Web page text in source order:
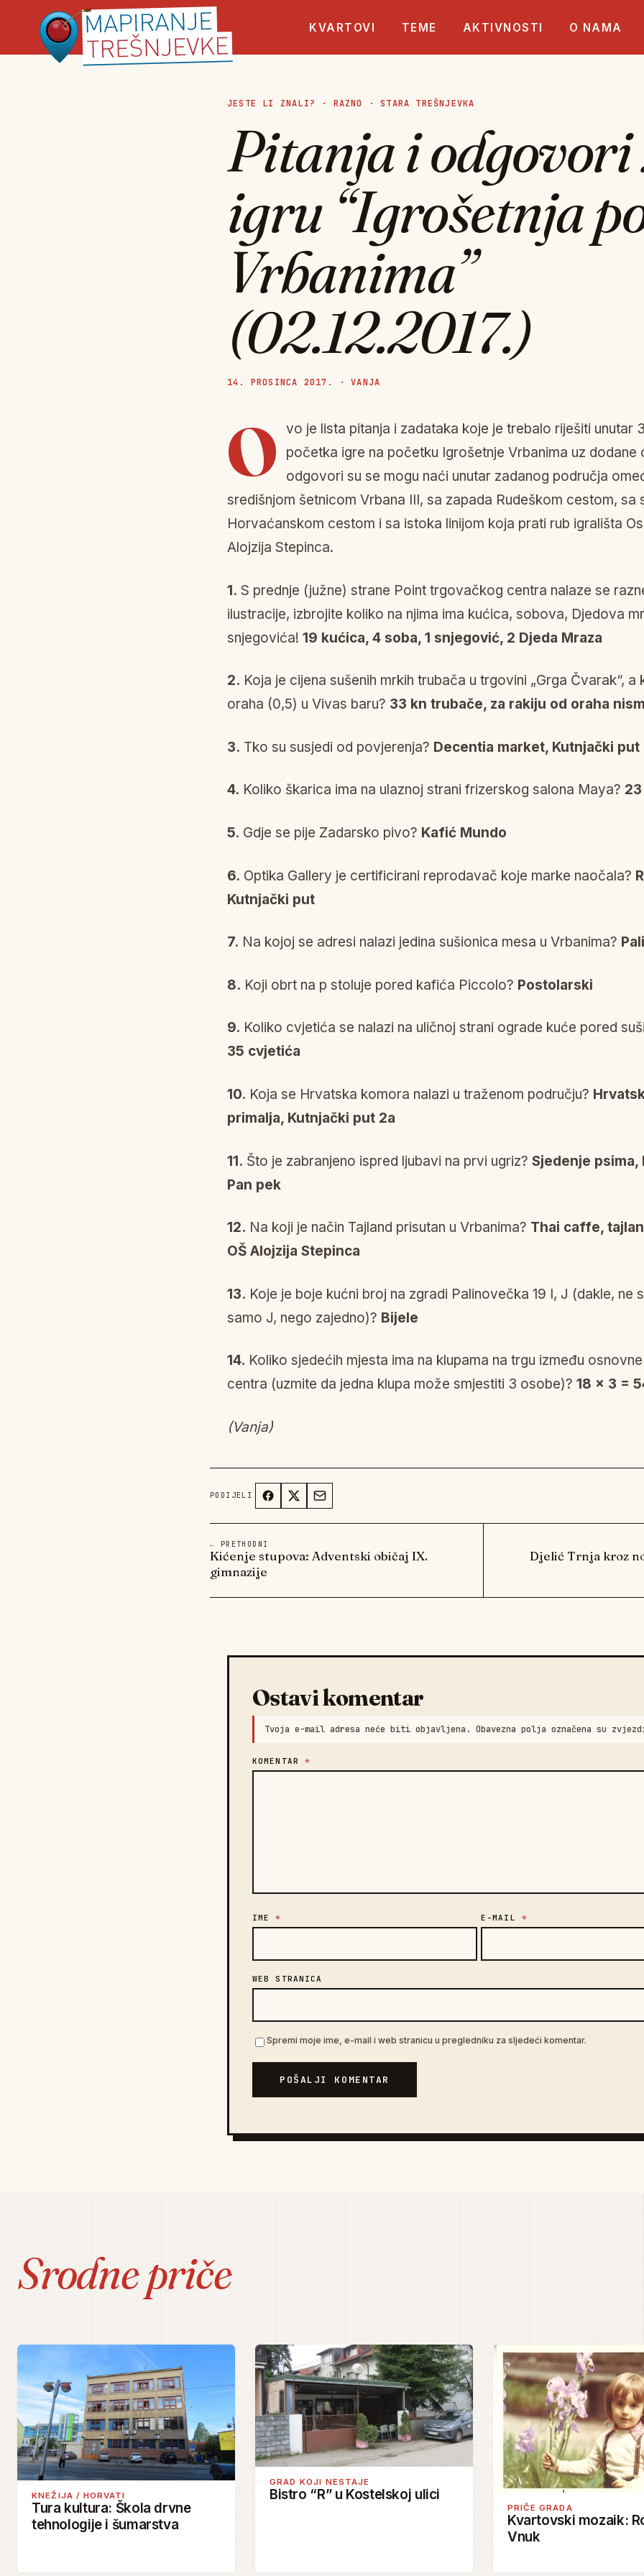
KVARTOVI TEME AKTIVNOSTI O NAMA
JESTE LI ZNALI? · RAZNO ·STARA TREŠNJEVKA
Pitanja i odgovori
igru “Igrošetnja
Vrbanima”
(02.12.2017.)
14. PROSINCA 2017. · VANJA
O
vo je lista pitanja i zadataka koje je trebalo riješiti unutar
početka igre na početku Igrošetnje Vrbanima uz dodane
odgovori su se mogu naći unutar zadanog područja
središnjom šetnicom Vrbana III, sa zapada Rudeškom cestom, sa
Horvaćanskom cestom i sa istoka linijom koja prati rub igrališta
Alojzija Stepinca.
1. S prednje (južne) strane Point trgovačkog centra nalaze se
ilustracije, izbrojite koliko na njima ima kućica, sobova, Djedova
snjegovića! 19 kućica, 4 soba, 1 snjegović, 2 Djeda Mraza
2. Koja je cijena sušenih mrkih trubača u trgovini „Grga Čvarak“, a
oraha (0,5) u Vivas baru? 33 kn trubače, za rakiju od oraha
3. Tko su susjedi od povjerenja? Decentia market, Kutnjački put
4. Koliko škarica ima na ulaznoj strani frizerskog salona Maya? 23
5. Gdje se pije Zadarsko pivo? Kafić Mundo
6. Optika Gallery je certificirani reprodavač koje marke naočala?
Kutnjački put
7. Na kojoj se adresi nalazi jedina sušionica mesa u Vrbanima?
8. Koji obrt na p stoluje pored kafića Piccolo? Postolarski
9. Koliko cvjetića se nalazi na uličnoj strani ograde kuće pored
35 cvjetića
10. Koja se Hrvatska komora nalazi u traženom području?
primalja, Kutnjački put 2a
11. Što je zabranjeno ispred ljubavi na prvi ugriz? Sjedenje psima,
Pan pek
12. Na koji je način Tajland prisutan u Vrbanima? Thai caffe,
OŠ Alojzija Stepinca
13. Koje je boje kućni broj na zgradi Palinovečka 19 I, J (dakle, ne
samo J, nego zajedno)? Bijele
14. Koliko sjedećih mjesta ima na klupama na trgu između
centra (uzmite da jedna klupa može smjestiti 3 osobe)? 18 x 3 =
(Vanja)
PODIJELI
← PRETHODNI
Kićenje stupova: Adventski običaj IX.
gimnazije
Djelić Trnja kroz
Ostavi komentar
Tvoja e-mail adresa neće biti objavljena. Obavezna polja označena su
KOMENTAR *
IME* E-MAIL *
WEB STRANICA
Spremi moje ime, e-mail i web stranicu u pregledniku za sljedeći komentar.
POŠALJI KOMENTAR
Srodne priče
KNEŽIJA / HORVATI
Tura kultura: Škola drvne
tehnologije i šumarstva
GRAD KOJI NESTAJE
Bistro “R” u Kostelskoj ulici
PRIČE GRADA
Kvartovski mozaik:
Vnuk